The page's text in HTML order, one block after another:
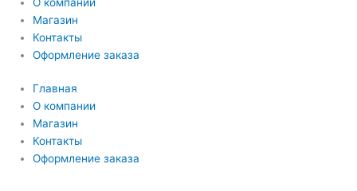
Магазин
Контакты
Оформление заказа
Главная
О компании
Магазин
Контакты
Оформление заказа